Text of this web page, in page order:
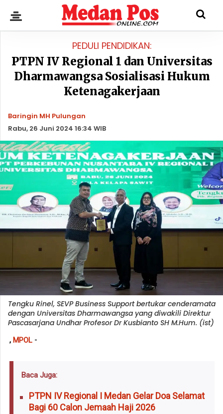
PEDULI PENDIDIKAN:
PTPN IV Regional 1 dan Universitas
Dharmawangsa Sosialisasi Hukum
Ketenagakerjaan
Baringin MH Pulungan
Rabu, 26 Juni 2024 16:34 WIB
Tengku Rinel, SEVP Business Support bertukar cenderamata
dengan Universitas Dharmawangsa yang diwakili Direktur
Pascasarjana Undhar Profesor Dr Kusbianto SH M.Hum. (ist)
, MPOL-
Baca Juga:
PTPN IV Regional I Medan Gelar Doa Selamat
Bagi 60 Calon Jemaah Haji 2026